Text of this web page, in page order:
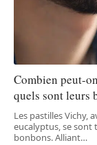
Combien peut-
quels sont leurs
Les pastilles Vichy,
eucalyptus, se sont
bonbons. Alliant…